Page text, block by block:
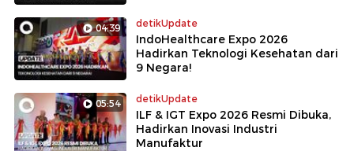
04:39 detikUpdate
IndoHealthcare Expo 2026
Hadirkan Teknologi Kesehatan dari
9 Negara!
05:54 detikUpdate
ILF & IGT Expo 2026 Resmi Dibuka,
Hadirkan Inovasi Industri
Manufaktur